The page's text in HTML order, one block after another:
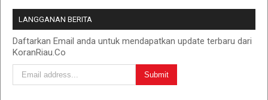
LANGGANAN BERITA
Daftarkan Email anda untuk mendapatkan update terbaru dari
KoranRiau.Co